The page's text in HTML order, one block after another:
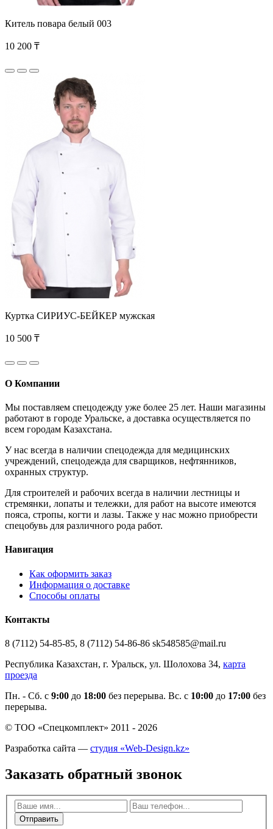
Китель повара белый 003
10 200 ₸
Куртка СИРИУС-БЕЙКЕР мужская
10 500 ₸
О Компании
Мы поставляем спецодежду уже более 25 лет. Наши магазины
работают в городе Уральске, а доставка осуществляется по
всем городам Казахстана.
У нас всегда в наличии спецодежда для медицинских
учреждений, спецодежда для сварщиков, нефтянников,
охранных структур.
Для строителей и рабочих всегда в наличии лестницы и
стремянки, лопаты и тележки, для работ на высоте имеются
пояса, стропы, когти и лазы. Также у нас можно приобрести
спецобувь для различного рода работ.
Навигация
Как оформить заказ
Информация о доставке
Способы оплаты
Контакты
8 (7112) 54-85-85, 8 (7112) 54-86-86 sk548585@mail.ru
Республика Казахстан, г. Уральск, ул. Шолохова 34, карта
проезда
Пн. - Cб. с 9:00 до 18:00 без перерыва. Вс. с 10:00 до 17:00 без
перерыва.
© ТОО «Спецкомплект» 2011 - 2026
Разработка сайта — студия «Web-Design.kz»
Заказать обратный звонок
Отправить